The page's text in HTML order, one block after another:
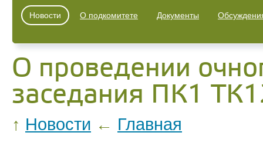
Новости О подкомитете Документы
О проведении
заседания ПК1
↑ Новости ← Главная